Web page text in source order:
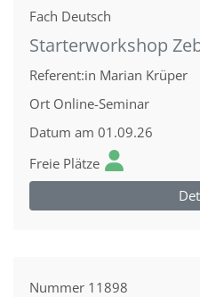
Fach Deutsch
Starterworkshop
Referent:in Marian Krüper
Ort Online-Seminar
Datum am 01.09.26
Freie Plätze
Nummer 11898